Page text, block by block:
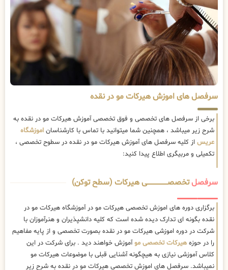
سرفصل های اموزش هیرکات مو در نقده
برخی از سرفصل های تخصصی و فوق تخصصی آموزش هیرکات مو در نقده به
شرح زیر میباشد ، همچنین شما میتوانید با تماس با کارشناسان اموزشگاه
عریس از کلیه سرفصل های آموزش هیرکات مو در نقده در سطوح تخصصی ،
تکمیلی و مربیگری اطلاع پیدا کنید:
سرفصلتخصصــــــــــــــــــــی هیرکات (سطح توکن)
برگزاری دوره های اموزش تخصصی هیرکات مو در آموزشگاه هیرکات مو در
نقده بگونه ای تدارک دیده شده است که کلیه دانشپذیران و هنرآموزان با
شرکت در دوره اموزشی هیرکات مو در نقده بصورت تخصصی و از پایه مفاهیم
را در حوزه هیرکات تخصصی موآموزش خواهند دید . برای شرکت در این
کلاس آموزشی نیازی به هیچگونه آشنایی قبلی با موضوعات هیرکات مو
نمیباشد. سرفصل های اموزش تخصصی هیرکات مو در نقده به شرح زیر